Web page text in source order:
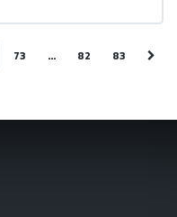
73 ... 82 83